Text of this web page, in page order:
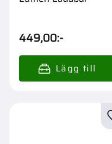
449,00:-